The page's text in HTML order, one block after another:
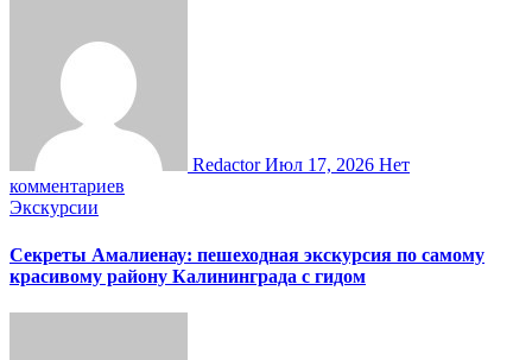
RedactorИюл 17, 2026 Нет
комментариев
Экскурсии
Секреты Амалиенау: пешеходная экскурсия по самому
красивому району Калининграда с гидом